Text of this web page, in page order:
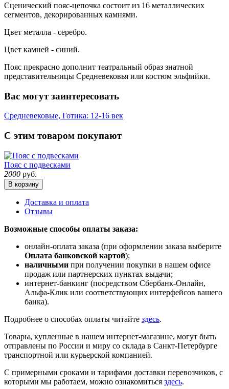
Сценический пояс-цепочка состоит из 16 металлических
сегментов, декорированных камнями.
Цвет металла - серебро.
Цвет камней - синий.
Пояс прекрасно дополнит театральный образ знатной
представительницы Средневековья или костюм эльфийки.
Вас могут заинтересовать
Средневековые, Готика: 12-16 век
С этим товаром покупают
Пояс с подвесками
2000 руб.
В корзину
Доставка и оплата
Отзывы
Возможные способы оплаты заказа:
онлайн-оплата заказа (при оформлении заказа выберите
Оплата банковской картой);
наличными при получении покупки в нашем офисе
продаж или партнерских пунктах выдачи;
интернет-банкинг (посредством Сбербанк-Онлайн,
Альфа-Клик или соответствующих интерфейсов вашего
банка).
Подробнее о способах оплаты читайте здесь.
Товары, купленные в нашем интернет-магазине, могут быть
отправлены по России и миру со склада в Санкт-Петербурге
транспортной или курьерской компанией.
С примерными сроками и тарифами доставки перевозчиков, с
которыми мы работаем, можно ознакомиться здесь.